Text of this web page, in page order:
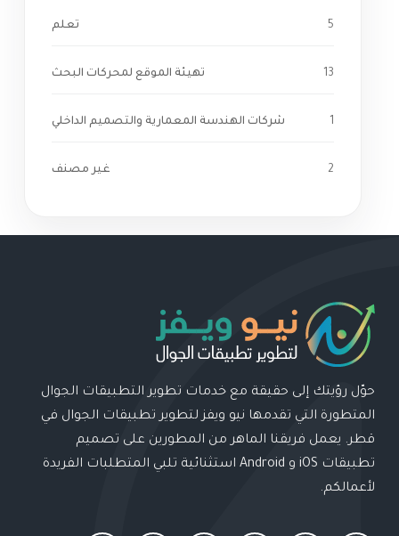
تعلم 5
تهيئة الموقع لمحركات البحث 13
شركات الهندسة المعمارية والتصميم الداخلي 1
غير مصنف 2
حوّل رؤيتك إلى حقيقة مع خدمات تطوير التطبيقات الجوال
المتطورة التي تقدمها نيو ويفز لتطوير تطبيقات الجوال في
قطر. يعمل فريقنا الماهر من المطورين على تصميم
تطبيقات iOS و Android استثنائية تلبي المتطلبات الفريدة
لأعمالكم.